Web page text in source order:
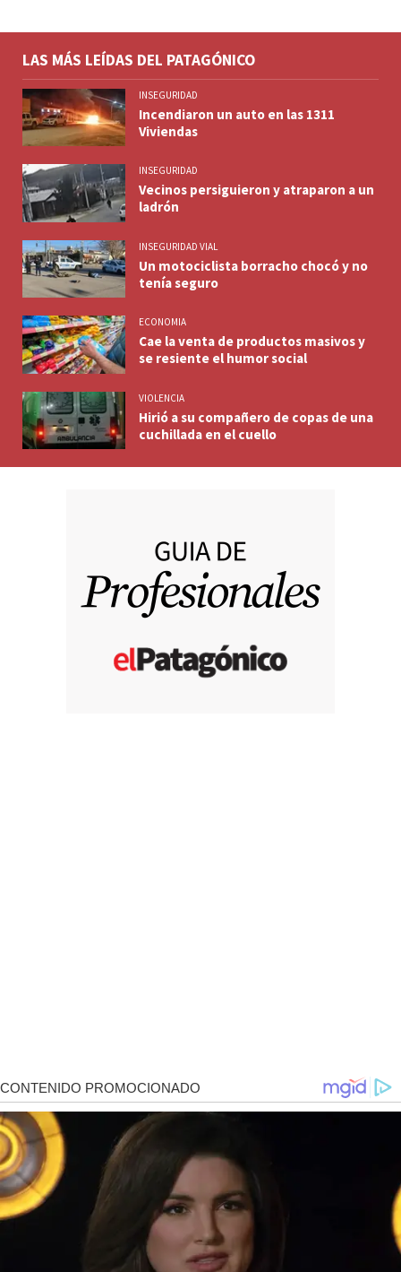
LAS MÁS LEÍDAS DEL PATAGÓNICO
INSEGURIDAD
Incendiaron un auto en las 1311
Viviendas
INSEGURIDAD
Vecinos persiguieron y atraparon a un
ladrón
INSEGURIDAD VIAL
Un motociclista borracho chocó y no
tenía seguro
ECONOMIA
Cae la venta de productos masivos y
se resiente el humor social
VIOLENCIA
Hirió a su compañero de copas de una
cuchillada en el cuello